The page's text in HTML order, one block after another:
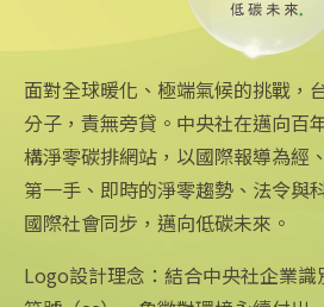
2025/08/11 18:54
中央社網站
中央通訊社
Focus Taiwan
關注更多
友善連結
面對全球暖化、極端氣候的挑戰，
分子，責無旁貸。中央社在邁向百
構淨零碳排網站，以國際報導為經
第一手、即時的淨零趨勢、法令與
國際社會同步，邁向低碳未來。
Logo設計理念：結合中央社企業識